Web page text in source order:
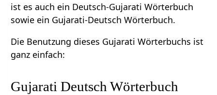
ist es auch ein Deutsch-Gujarati Wörterbuch
sowie ein Gujarati-Deutsch Wörterbuch.
Die Benutzung dieses Gujarati Wörterbuchs ist
ganz einfach:
Gujarati Deutsch Wörterbuch